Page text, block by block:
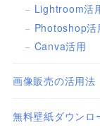
Lightroom活
Photoshop活
Canva活用
画像販売の活用法
無料壁紙ダウンロ